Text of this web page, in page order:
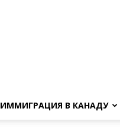
ИММИГРАЦИЯ В КАНАДУ